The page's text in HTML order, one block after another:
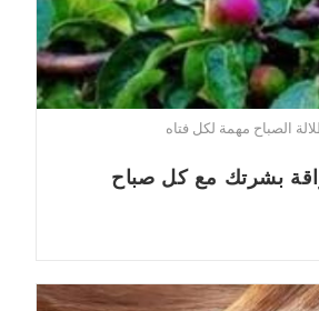
الصباح مهمة لكل فتاه
بشرتك مع كل صباح